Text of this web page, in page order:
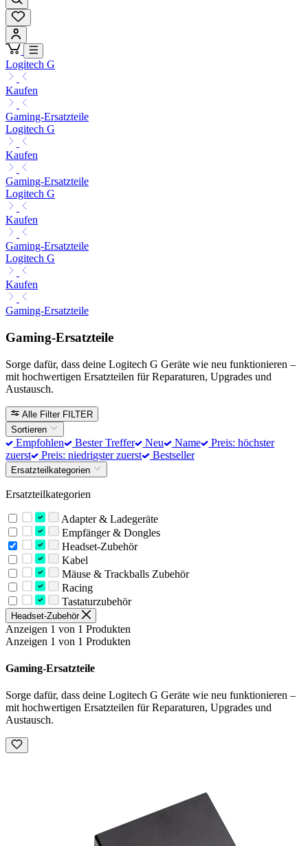
Logitech G
Kaufen
Gaming-Ersatzteile
Logitech G
Kaufen
Gaming-Ersatzteile
Logitech G
Kaufen
Gaming-Ersatzteile
Logitech G
Kaufen
Gaming-Ersatzteile
Gaming-Ersatzteile
Sorge dafür, dass deine Logitech G Geräte wie neu funktionieren –
mit hochwertigen Ersatzteilen für Reparaturen, Upgrades und
Austausch.
Alle Filter FILTER
Sortieren
Empfohlen Bester Treffer Neu Name
Preis: höchster
zuerst
Preis: niedrigster zuerst Bestseller
Ersatzteilkategorien
Ersatzteilkategorien
Adapter & Ladegeräte
Empfänger & Dongles
Headset-Zubehör
Kabel
Mäuse & Trackballs Zubehör
Racing
Tastaturzubehör
Headset-Zubehör
Anzeigen 1 von 1 Produkten
Anzeigen 1 von 1 Produkten
Gaming-Ersatzteile
Sorge dafür, dass deine Logitech G Geräte wie neu funktionieren –
mit hochwertigen Ersatzteilen für Reparaturen, Upgrades und
Austausch.